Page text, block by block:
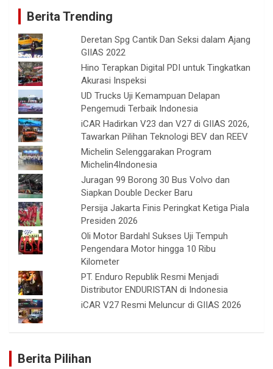
Berita Trending
Deretan Spg Cantik Dan Seksi dalam Ajang
GIIAS 2022
Hino Terapkan Digital PDI untuk Tingkatkan
Akurasi Inspeksi
UD Trucks Uji Kemampuan Delapan
Pengemudi Terbaik Indonesia
iCAR Hadirkan V23 dan V27 di GIIAS 2026,
Tawarkan Pilihan Teknologi BEV dan REEV
Michelin Selenggarakan Program
Michelin4Indonesia
Juragan 99 Borong 30 Bus Volvo dan
Siapkan Double Decker Baru
Persija Jakarta Finis Peringkat Ketiga Piala
Presiden 2026
Oli Motor Bardahl Sukses Uji Tempuh
Pengendara Motor hingga 10 Ribu
Kilometer
PT. Enduro Republik Resmi Menjadi
Distributor ENDURISTAN di Indonesia
iCAR V27 Resmi Meluncur di GIIAS 2026
Berita Pilihan